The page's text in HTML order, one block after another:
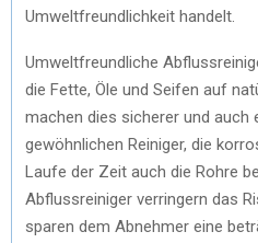
Umweltfreundlichkeit handelt.
Umweltfreundliche
die Fette, Öle und Seifen auf
machen dies sicherer und auch
gewöhnlichen Reiniger, die
Laufe der Zeit auch die Rohre
Abflussreiniger verringern das
sparen dem Abnehmer eine